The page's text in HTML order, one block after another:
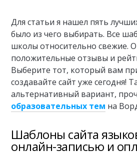
Для статьи я нашел пять
было из чего выбирать. Все
школы относительно свежие.
положительные отзывы и
Выберите тот, который вам
создавайте сайт уже сегодня!
альтернативный вариант,
образовательных тем на
Шаблоны сайта
онлайн-записью и